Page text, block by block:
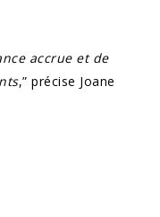
accrue et de
,” précise Joane